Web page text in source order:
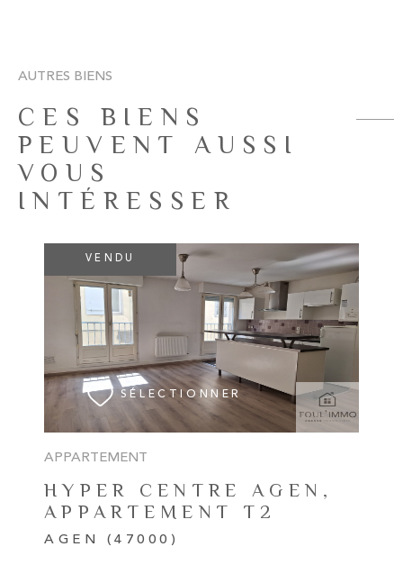
AUTRES BIENS
CES BIENS
PEUVENT AUSSI
VOUS
INTÉRESSER
APPARTEMENT
HYPER CENTRE AGEN,
APPARTEMENT T2
AGEN (47000)
VENDU
SÉLECTIONNER
VOIR LE BIEN